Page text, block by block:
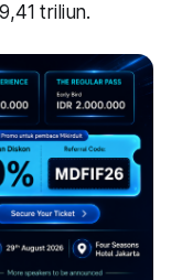
triliun.